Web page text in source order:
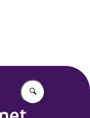
Vul in wat u